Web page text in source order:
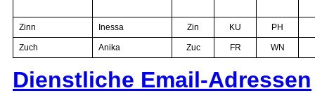
Zinn Inessa Zin KU PH
Zuch Anika Zuc FR WN
Dienstliche Email-Adressen